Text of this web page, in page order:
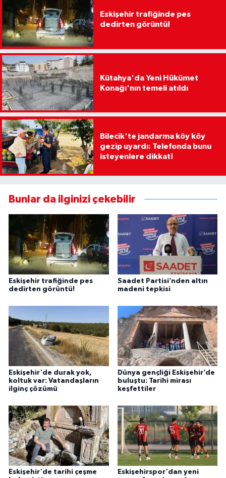
Eskişehir trafiğinde pes
dedirten görüntü!
Kütahya'da Yeni Hükümet
Konağı'nın temeli atıldı
Bilecik'te jandarma köy köy
gezip uyardı: Telefonda bunu
isteyenlere dikkat!
Bunlar da ilginizi çekebilir
Eskişehir trafiğinde pes
dedirten görüntü!
Saadet Partisi’nden altın
madeni tepkisi
Eskişehir'de durak yok,
koltuk var: Vatandaşların
ilginç çözümü
Dünya gençliği Eskişehir’de
buluştu: Tarihi mirası
keşfettiler
Eskişehir'de tarihi çeşme
Eskişehirspor'dan yeni